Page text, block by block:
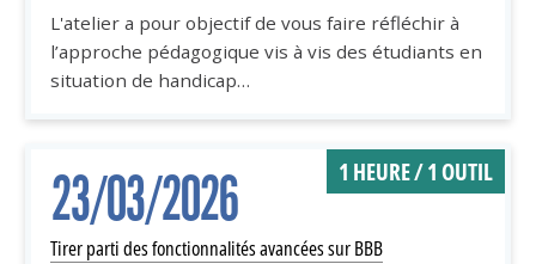
L'atelier a pour objectif de vous faire réfléchir à
l’approche pédagogique vis à vis des étudiants en
situation de handicap…
Tirer parti des fonctionnalités avancées sur BBB
23/03/2026 1 HEURE / 1 OUTIL